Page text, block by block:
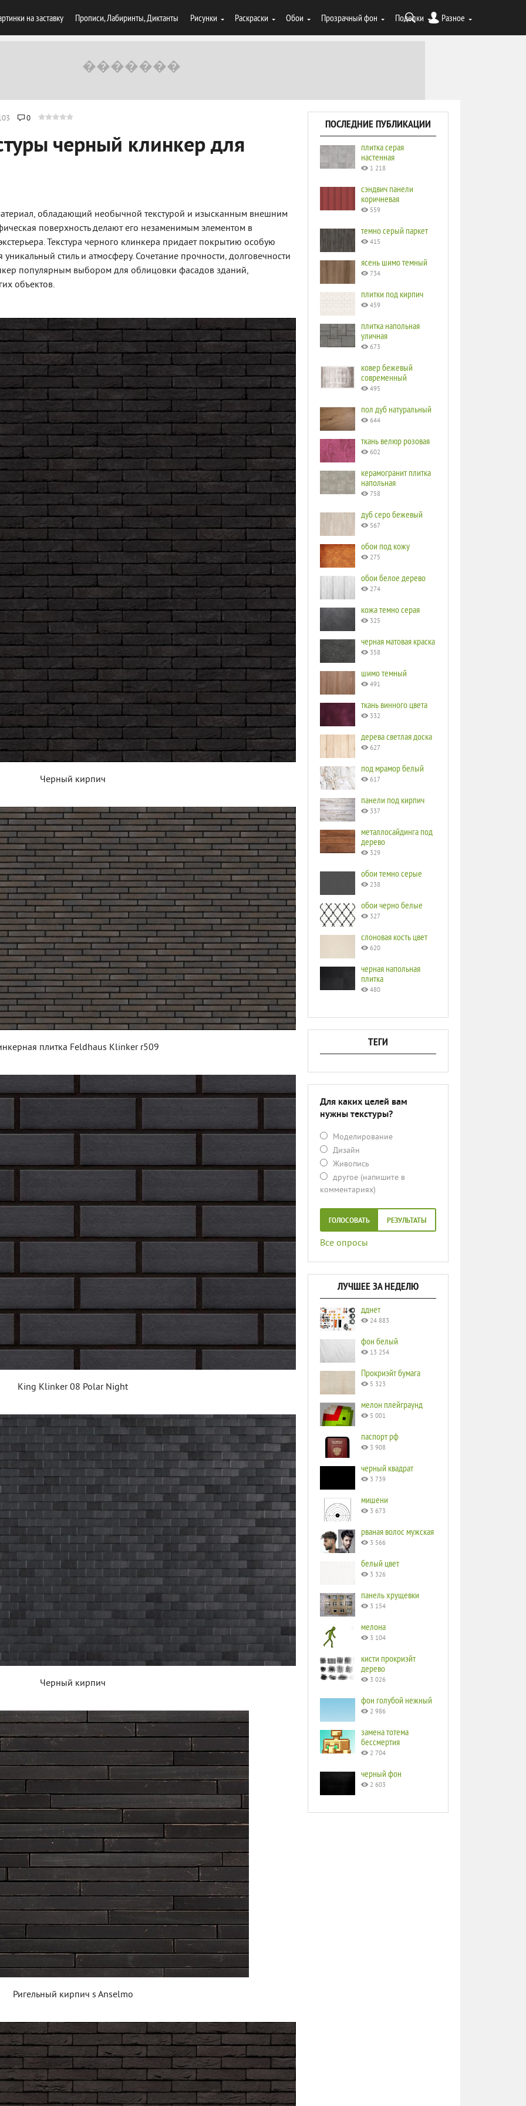
на заставку Прописи, Лабиринты, Диктанты Рисунки Раскраски Обои Прозрачный фон Поделки Разное
0
черный клинкер для
обладающий необычной текстурой и изысканным внешним
поверхность делают его незаменимым элементом в
Текстура черного клинкера придает покрытию особую
уникальный стиль и атмосферу. Сочетание прочности, долговечности
популярным выбором для облицовки фасадов зданий,
объектов.
Черный кирпич
плитка Feldhaus Klinker r509
King Klinker 08 Polar Night
Черный кирпич
Ригельный кирпич s Anselmo
ПОСЛЕДНИЕ ПУБЛИКАЦИИ
плитка серая
настенная
1 218
сэндвич панели
коричневая
559
темно серый паркет
415
ясень шимо темный
734
плитки под кирпич
459
плитка напольная
уличная
673
ковер бежевый
современный
495
пол дуб натуральный
644
ткань велюр розовая
602
керамогранит плитка
напольная
758
дуб серо бежевый
567
обои под кожу
275
обои белое дерево
274
кожа темно серая
325
черная матовая краска
358
шимо темный
491
ткань винного цвета
332
дерева светлая доска
627
под мрамор белый
617
панели под кирпич
337
металлосайдинга под
дерево
329
обои темно серые
238
обои черно белые
327
слоновая кость цвет
620
черная напольная
плитка
480
ТЕГИ
Для каких целей вам
нужны текстуры?
Моделирование
Дизайн
Живопись
другое (напишите в
комментариях)
ГОЛОСОВАТЬ РЕЗУЛЬТАТЫ
Все опросы
ЛУЧШЕЕ ЗА НЕДЕЛЮ
дднет
24 883
фон белый
13 254
Прокриэйт бумага
5 323
мелон плейграунд
5 001
паспорт рф
3 908
черный квадрат
3 739
мишени
3 673
рваная волос мужская
3 566
белый цвет
3 326
панель хрущевки
3 154
мелона
3 104
кисти прокриэйт
дерево
3 026
фон голубой нежный
2 986
замена тотема
бессмертия
2 704
черный фон
2 603